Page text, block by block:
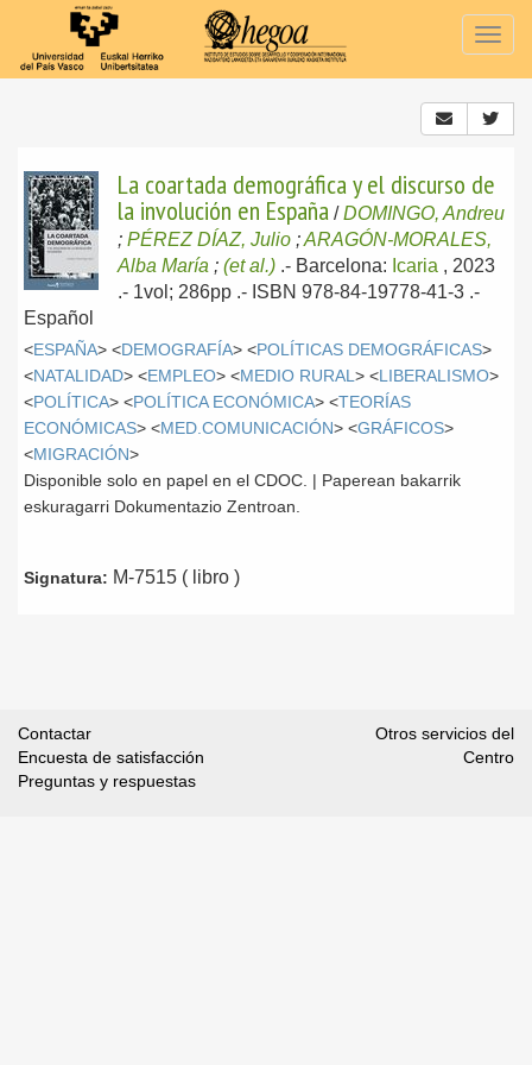
La coartada demográfica y el discurso de
la involución en España /DOMINGO, Andreu
; PÉREZ DÍAZ, Julio ;ARAGÓN-MORALES,
Alba María ; (et al.) .- Barcelona: Icaria , 2023
.- 1vol; 286pp .- ISBN 978-84-19778-41-3 .-
Español
<ESPAÑA> <DEMOGRAFÍA> <POLÍTICAS DEMOGRÁFICAS>
<NATALIDAD> <EMPLEO> <MEDIO RURAL > <LIBERALISMO>
<POLÍTICA> <POLÍTICA ECONÓMICA> <TEORÍAS
ECONÓMICAS> <MED.COMUNICACIÓN> <GRÁFICOS>
<MIGRACIÓN>
Disponible solo en papel en el CDOC. | Paperean bakarrik
eskuragarri Dokumentazio Zentroan.
Signatura: M-7515 ( libro )
Contactar
Encuesta de satisfacción
Preguntas y respuestas
Otros servicios del
Centro